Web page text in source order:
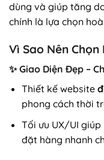
dùng và giúp tăng
chính là lựa chọn
Vì Sao Nên
✨Giao Diện Đẹp –
Thiết kế website
phong cách thời
Tối ưu UX/UI
đặt hàng nhanh